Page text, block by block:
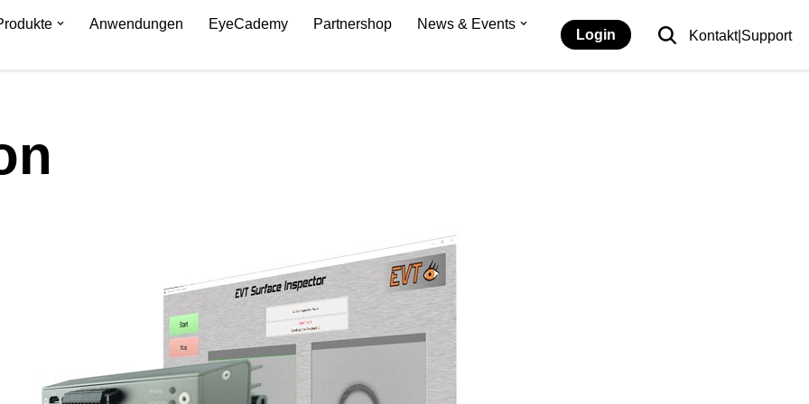
Anwendungen EyeCademy Partnershop News & Events
Login Kontakt|Support